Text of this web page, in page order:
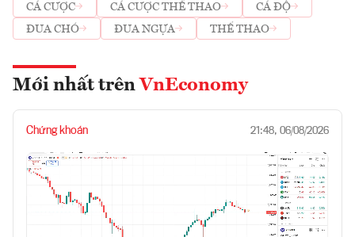
CÁ CƯỢC CÁ CƯỢC THỂ THAO
CÁ ĐỘ
ĐUA CHÓ
ĐUA NGỰA THỂ THAO
Mới nhất trên VnEconomy
Chứng khoán 21:48, 06/08/2026